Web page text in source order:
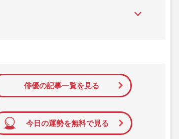
ンターネット利用者層にとって特に関心の
俳優の記事一覧を見る
今日の運勢を無料で見る